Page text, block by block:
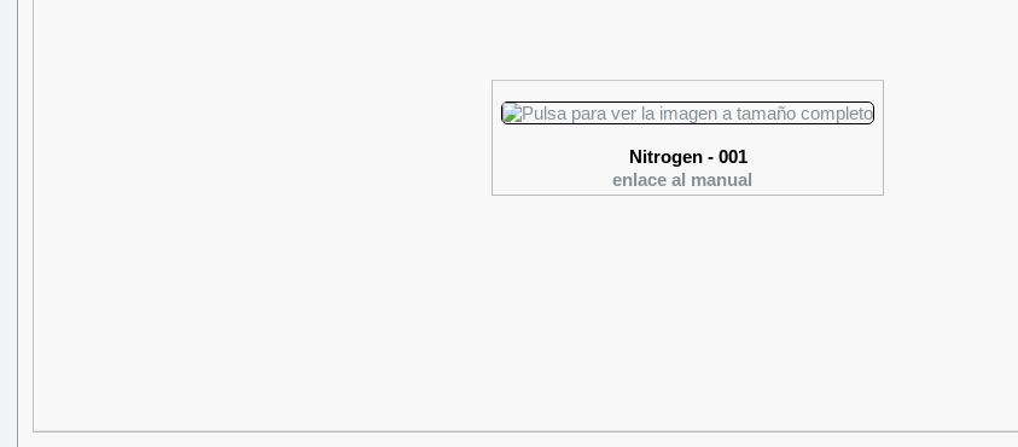
Nitrogen - 001
enlace al manual